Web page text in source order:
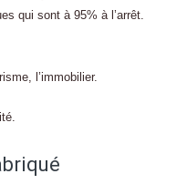
qui sont à 95% à l’arrêt.
l’immobilier.